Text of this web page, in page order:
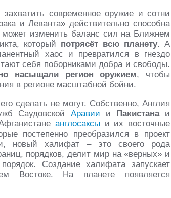
современное оружие и сотни
и Леванта» действительно способна
может изменить баланс сил на Ближнем
который потрясёт всю планету. А
хаос и превратился в гнездо
себя поборниками добра и свободы.
насыщали регион оружием, чтобы
в регионе масштабной бойни.
сделать не могут. Собственно, Англия
Саудовской Аравии и Пакистанаи
англосаксы и их восточные
постепенно преобразился в проект
новый халифат – это своего рода
порядков, делит мир на «верных» и
Создание халифата запускает
Востоке. На планете появляется